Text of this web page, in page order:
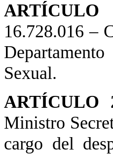
ARTÍCULO
16.728.016 –
Sexual.
ARTÍCULO
Ministro
cargo del